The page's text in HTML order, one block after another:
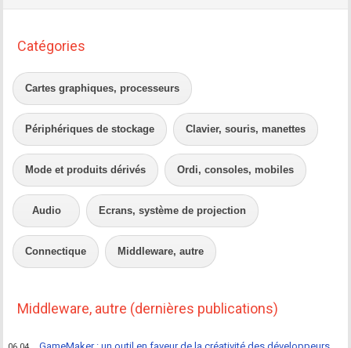
Catégories
Cartes graphiques, processeurs
Périphériques de stockage Clavier, souris, manettes
Mode et produits dérivés Ordi, consoles, mobiles
Audio Ecrans, système de projection
Connectique Middleware, autre
Middleware, autre (dernières publications)